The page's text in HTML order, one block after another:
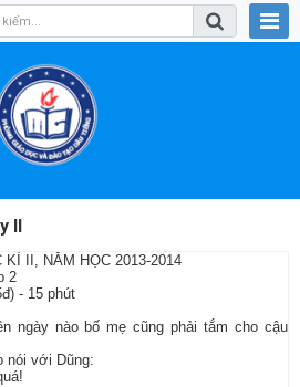
II, NĂM HỌC 2013-2014
2
- 15 phút
ngày nào bố mẹ cũng phải tắm cho cậu
nói với Dũng: